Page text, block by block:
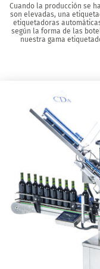
Cuando la producción se
son elevadas, una
etiquetadoras
según la forma de las
nuestra gama